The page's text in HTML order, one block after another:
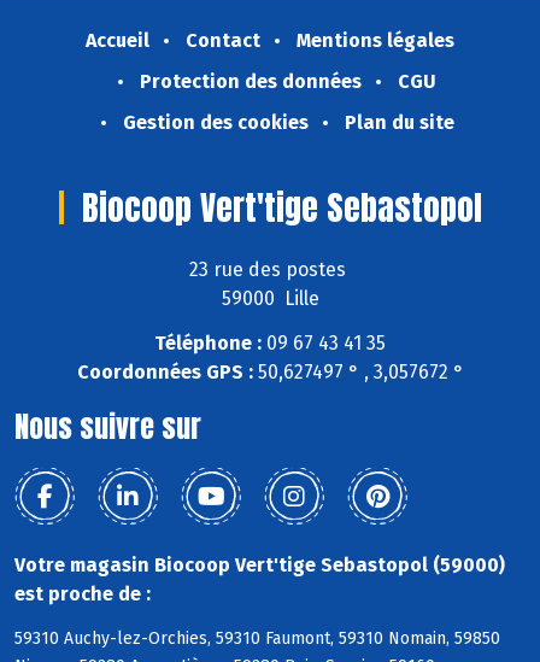
Accueil Contact
Mentions légales
Protection des données
CGU
Gestion des cookies
Plan du site
Biocoop Vert'tige Sebastopol
23 rue des postes
59000 Lille
Téléphone : 09 67 43 41 35
Coordonnées GPS :50,627497 ° , 3,057672 °
Nous suivre sur
Votre magasin Biocoop Vert'tige Sebastopol (59000)
est proche de :
59310 Auchy-lez-Orchies, 59310 Faumont, 59310 Nomain, 59850